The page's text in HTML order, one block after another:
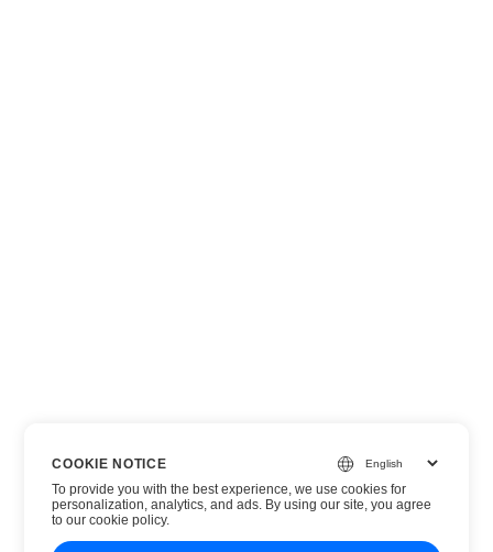
COOKIE NOTICE
To provide you with the best experience, we use cookies for
personalization, analytics, and ads. By using our site, you agree
toour cookie policy.